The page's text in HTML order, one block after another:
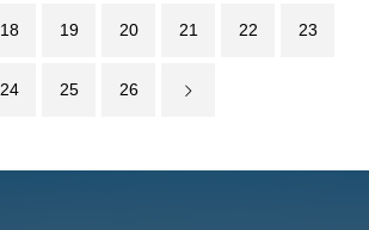
18 19 20 21 22 23
24 25 26